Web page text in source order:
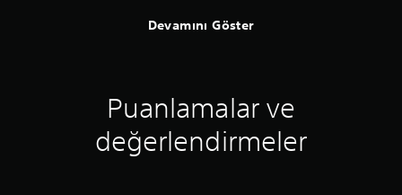
Devamını Göster
Puanlamalar ve
değerlendirmeler